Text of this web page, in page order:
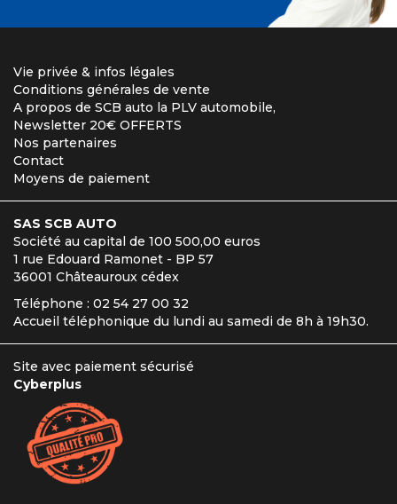
Vie privée & infos légales
Conditions générales de vente
A propos de SCB auto la PLV automobile,
Newsletter 20€ OFFERTS
Nos partenaires
Contact
Moyens de paiement
SAS SCB AUTO
Société au capital de 100 500,00 euros
1 rue Edouard Ramonet - BP 57
36001 Châteauroux cédex
Téléphone : 02 54 27 00 32
Accueil téléphonique du lundi au samedi de 8h à 19h30.
Site avec paiement sécurisé
Cyberplus